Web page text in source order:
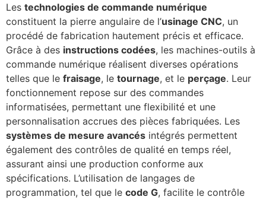
Les technologies de commande numérique
constituent la pierre angulaire de l’usinage CNC, un
procédé de fabrication hautement précis et efficace.
Grâce à des instructions codées, les machines-outils à
commande numérique réalisent diverses opérations
telles que le fraisage, le tournage, et le perçage. Leur
fonctionnement repose sur des commandes
informatisées, permettant une flexibilité et une
personnalisation accrues des pièces fabriquées. Les
systèmes de mesure avancés intégrés permettent
également des contrôles de qualité en temps réel,
assurant ainsi une production conforme aux
spécifications. L’utilisation de langages de
programmation, tel que le code G, facilite le contrôle